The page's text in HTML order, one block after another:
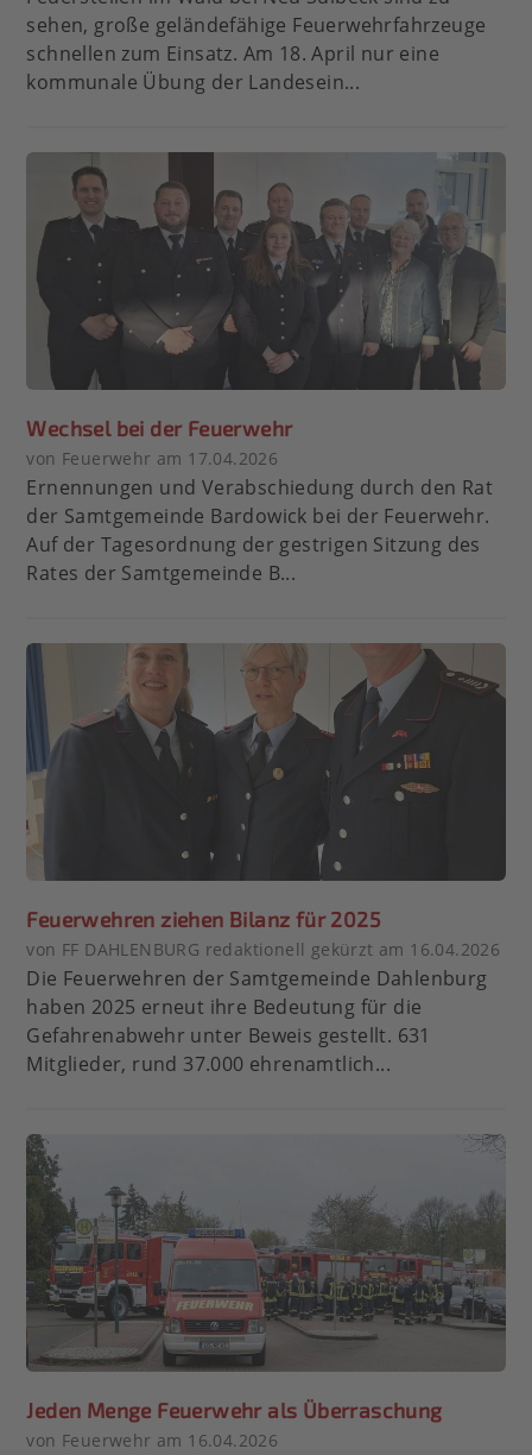
sehen, große geländefähige Feuerwehrfahrzeuge
schnellen zum Einsatz. Am 18. April nur eine
kommunale Übung der Landesein...
Wechsel bei der Feuerwehr
von Feuerwehr am 17.04.2026
Ernennungen und Verabschiedung durch den Rat
der Samtgemeinde Bardowick bei der Feuerwehr.
Auf der Tagesordnung der gestrigen Sitzung des
Rates der Samtgemeinde B...
Feuerwehren ziehen Bilanz für 2025
von FF DAHLENBURG redaktionell gekürzt am 16.04.2026
Die Feuerwehren der Samtgemeinde Dahlenburg
haben 2025 erneut ihre Bedeutung für die
Gefahrenabwehr unter Beweis gestellt. 631
Mitglieder, rund 37.000 ehrenamtlich...
Jeden Menge Feuerwehr als Überraschung
von Feuerwehr am 16.04.2026